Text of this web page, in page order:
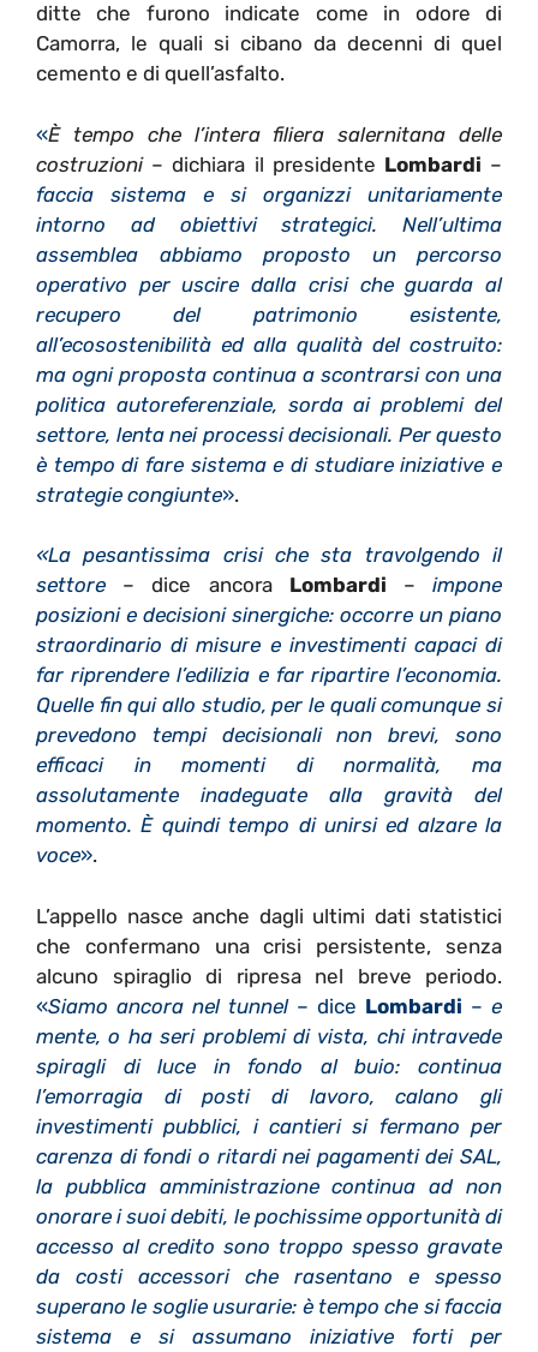
ditte che furono indicate come in odore di
Camorra, le quali si cibano da decenni di quel
cemento e di quell’asfalto.
«È tempo che l’intera filiera salernitana delle
costruzioni– dichiara il presidente Lombardi –
faccia sistema e si organizzi unitariamente
intorno ad obiettivi strategici. Nell’ultima
assemblea abbiamo proposto un percorso
operativo per uscire dalla crisi che guarda al
recupero del patrimonio esistente,
all’ecosostenibilità ed alla qualità del costruito:
ma ogni proposta continua a scontrarsi con una
politica autoreferenziale, sorda ai problemi del
settore, lenta nei processi decisionali. Per questo
è tempo di fare sistema e di studiare iniziative e
strategie congiunte».
«La pesantissima crisi che sta travolgendo il
settore – dice ancora Lombardi –impone
posizioni e decisioni sinergiche: occorre un piano
straordinario di misure e investimenti capaci di
far riprendere l’edilizia e far ripartire l’economia.
Quelle fin qui allo studio, per le quali comunque si
prevedono tempi decisionali non brevi, sono
efficaci in momenti di normalità, ma
assolutamente inadeguate alla gravità del
momento. È quindi tempo di unirsi ed alzare la
voce».
L’appello nasce anche dagli ultimi dati statistici
che confermano una crisi persistente, senza
alcuno spiraglio di ripresa nel breve periodo.
«Siamo ancora nel tunnel– dice Lombardi – e
mente, o ha seri problemi di vista, chi intravede
spiragli di luce in fondo al buio: continua
l’emorragia di posti di lavoro, calano gli
investimenti pubblici, i cantieri si fermano per
carenza di fondi o ritardi nei pagamenti dei SAL,
la pubblica amministrazione continua ad non
onorare i suoi debiti, le pochissime opportunità di
accesso al credito sono troppo spesso gravate
da costi accessori che rasentano e spesso
superano le soglie usurarie: è tempo che si faccia
sistema e si assumano iniziative forti per